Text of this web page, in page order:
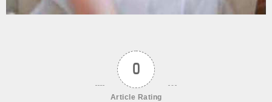
0
Article Rating